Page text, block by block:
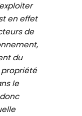
en effet
de
du
propriété
le